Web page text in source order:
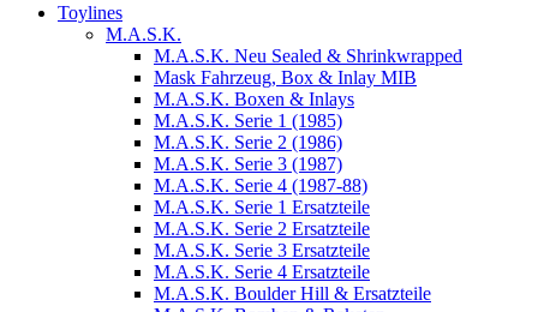
Toylines
M.A.S.K.
M.A.S.K. Neu Sealed & Shrinkwrapped
Mask Fahrzeug, Box & Inlay MIB
M.A.S.K. Boxen & Inlays
M.A.S.K. Serie 1 (1985)
M.A.S.K. Serie 2 (1986)
M.A.S.K. Serie 3 (1987)
M.A.S.K. Serie 4 (1987-88)
M.A.S.K. Serie 1 Ersatzteile
M.A.S.K. Serie 2 Ersatzteile
M.A.S.K. Serie 3 Ersatzteile
M.A.S.K. Serie 4 Ersatzteile
M.A.S.K. Boulder Hill & Ersatzteile